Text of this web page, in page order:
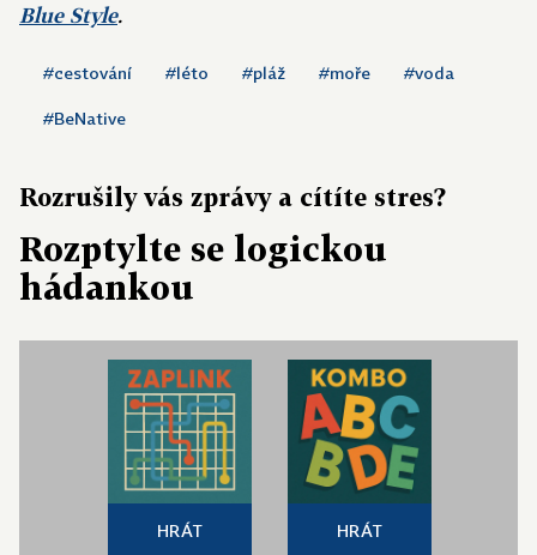
Blue Style.
#cestování #léto #pláž #moře #voda
#BeNative
Rozrušily vás zprávy a cítíte stres?
Rozptylte se logickou
hádankou
HRÁT HRÁT